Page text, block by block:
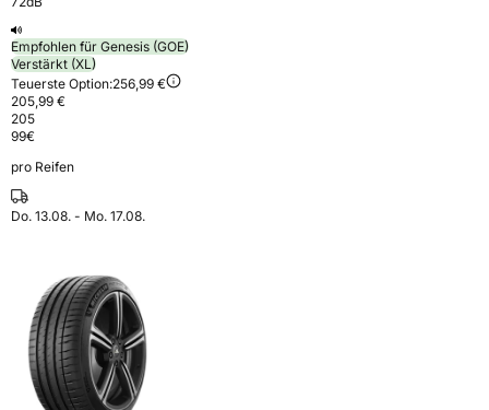
Empfohlen für Genesis (GOE)
Verstärkt (XL)
Teuerste Option:256,99 €
205,99 €
205
99€
pro Reifen
Do. 13.08. - Mo. 17.08.